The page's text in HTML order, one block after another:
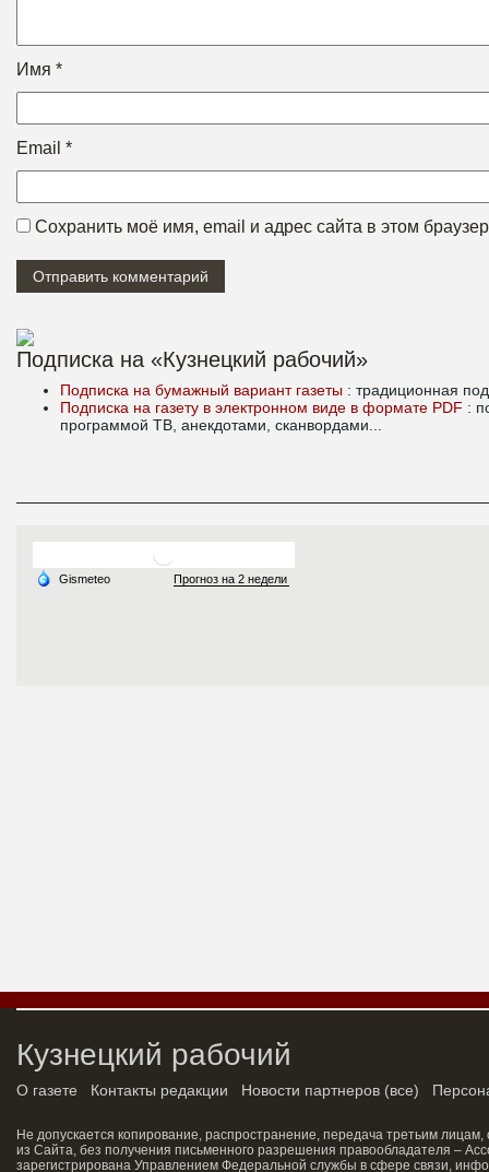
Имя *
Email *
Сохранить моё имя, email и адрес сайта в этом
Подписка на «Кузнецкий рабочий»
Подписка на бумажный вариант газеты : традиционная
Подписка на газету в электронном виде в формате PDF :
программой ТВ, анекдотами, сканвордами...
Кузнецкий рабочий
О газете Контакты редакции Новости партнеров (все)
Не допускается копирование, распространение, передача третьим
из Сайта, без получения письменного разрешения правообладателя –
зарегистрирована Управлением Федеральной службы в сфере связи,